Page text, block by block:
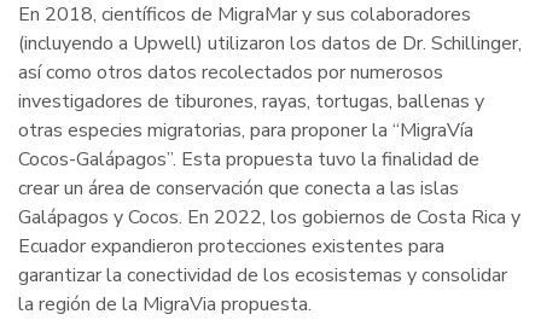
En 2018, científicos de MigraMar y sus colaboradores
(incluyendo a Upwell) utilizaron los datos de Dr. Schillinger,
así como otros datos recolectados por numerosos
investigadores de tiburones, rayas, tortugas, ballenas y
otras especies migratorias, para proponer la “MigraVía
Cocos-Galápagos”. Esta propuesta tuvo la finalidad de
crear un área de conservación que conecta a las islas
Galápagos y Cocos. En 2022, los gobiernos de Costa Rica y
Ecuador expandieron protecciones existentes para
garantizar la conectividad de los ecosistemas y consolidar
la región de la MigraVia propuesta.